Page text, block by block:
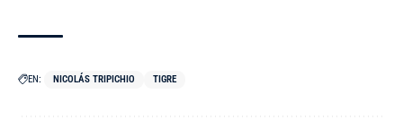
EN: NICOLÁS TRIPICHIO TIGRE